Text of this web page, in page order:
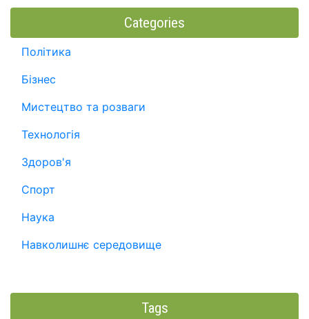
Categories
Політика
Бізнес
Мистецтво та розваги
Технологія
Здоров'я
Спорт
Наука
Навколишнє середовище
Tags